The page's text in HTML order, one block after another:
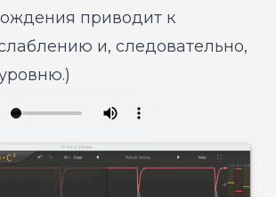
приводит к
и, следовательно,